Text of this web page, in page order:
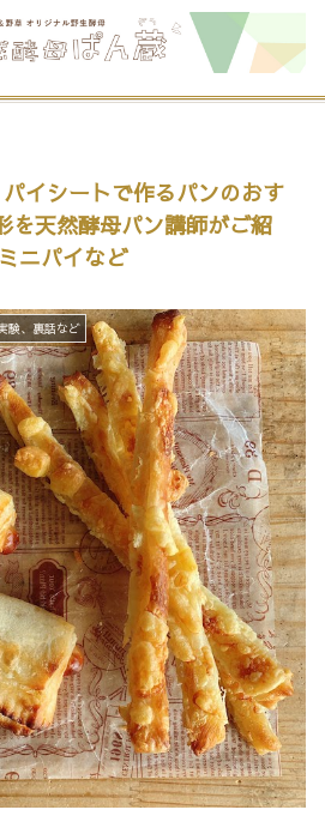
イシートで作るパンのおす
を天然酵母パン講師がご紹
ニパイなど
験、裏話など